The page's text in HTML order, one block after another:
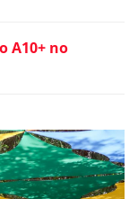
A10+ no